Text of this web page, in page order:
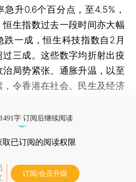
升0.6个百分点，至4.5%，
生指数过去一段时间亦大幅
跌一成，恒生科技指数自2月
三成。这些数字均折射出疫
局势紧张、通胀升温，以至
令香港在社会、民生及经济
字 订阅后继续阅读
取已订阅的阅读权限
订阅/会员升级